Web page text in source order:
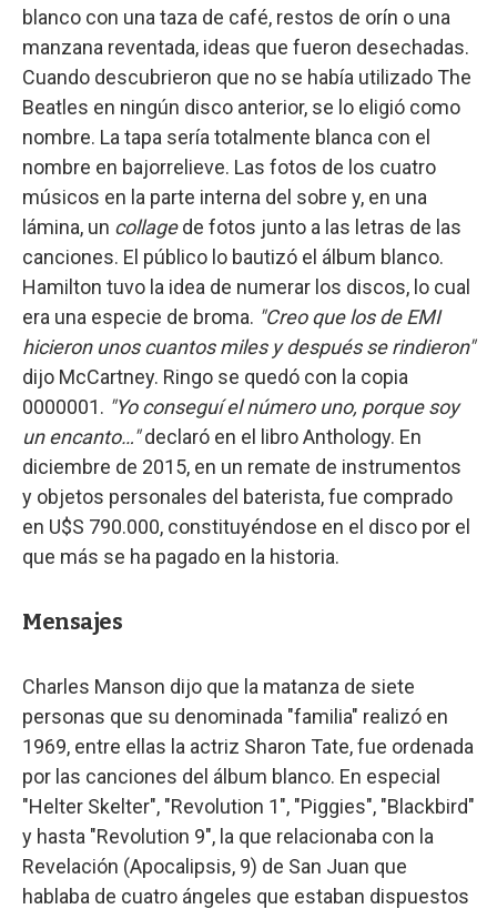
blanco con una taza de café, restos de orín o una
manzana reventada, ideas que fueron desechadas.
Cuando descubrieron que no se había utilizado The
Beatles en ningún disco anterior, se lo eligió como
nombre. La tapa sería totalmente blanca con el
nombre en bajorrelieve. Las fotos de los cuatro
músicos en la parte interna del sobre y, en una
lámina, un collagede fotos junto a las letras de las
canciones. El público lo bautizó el álbum blanco.
Hamilton tuvo la idea de numerar los discos, lo cual
era una especie de broma. "Creo que los de EMI
hicieron unos cuantos miles y después se rindieron"
dijo McCartney. Ringo se quedó con la copia
0000001. "Yo conseguí el número uno, porque soy
un encanto…"declaró en el libro Anthology. En
diciembre de 2015, en un remate de instrumentos
y objetos personales del baterista, fue comprado
en U$S 790.000, constituyéndose en el disco por el
que más se ha pagado en la historia.
Mensajes
Charles Manson dijo que la matanza de siete
personas que su denominada "familia" realizó en
1969, entre ellas la actriz Sharon Tate, fue ordenada
por las canciones del álbum blanco. En especial
"Helter Skelter", "Revolution 1", "Piggies", "Blackbird"
y hasta "Revolution 9", la que relacionaba con la
Revelación (Apocalipsis, 9) de San Juan que
hablaba de cuatro ángeles que estaban dispuestos